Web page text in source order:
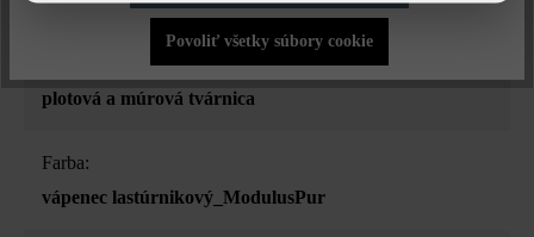
Druh produktu:
plotová a múrová tvárnica
Farba:
vápenec lastúrnikový_ModulusPur
Povoliť všetky súbory cookie